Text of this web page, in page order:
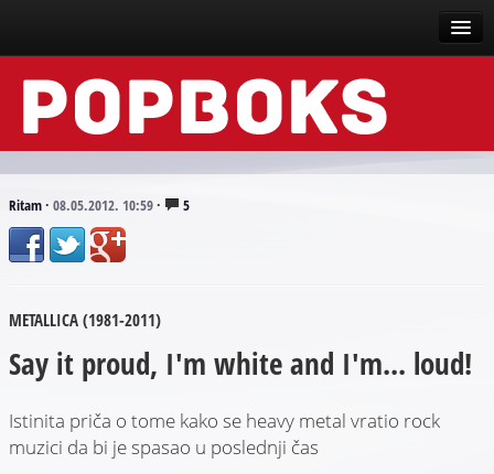
Vesti
Događaji
Tekstovi
Scena
Arhive
Ritam· 08.05.2012. 10:59· 5
METALLICA (1981-2011)
Say it proud, I'm white and I'm... loud!
Istinita priča o tome kako se heavy metal vratio rock
muzici da bi je spasao u poslednji čas